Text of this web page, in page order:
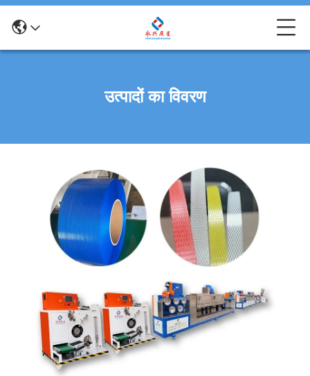
उत्पादों का विवरण